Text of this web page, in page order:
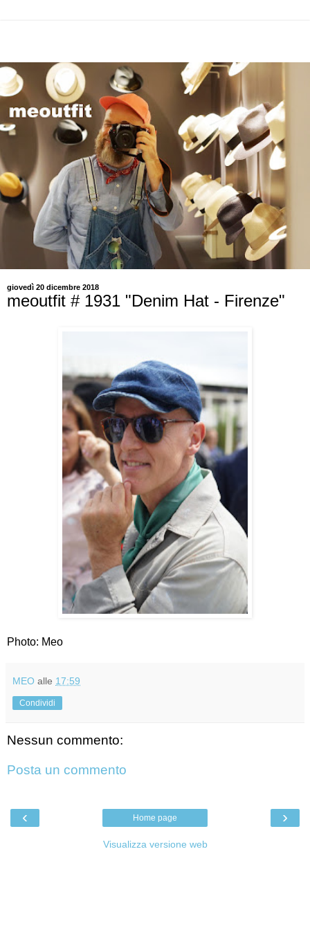
giovedì 20 dicembre 2018
meoutfit # 1931 "Denim Hat - Firenze"
Photo: Meo
MEO alle 17:59
Condividi
Nessun commento:
Posta un commento
‹ ›
Home page
Visualizza versione web